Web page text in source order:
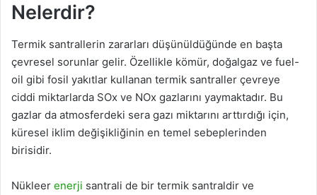
Nelerdir?
Termik santrallerin zararları düşünüldüğünde en başta
çevresel sorunlar gelir. Özellikle kömür, doğalgaz ve fuel-
oil gibi fosil yakıtlar kullanan termik santraller çevreye
ciddi miktarlarda SOx ve NOx gazlarını yaymaktadır. Bu
gazlar da atmosferdeki sera gazı miktarını arttırdığı için,
küresel iklim değişikliğinin en temel sebeplerinden
birisidir.
Nükleer enerji santrali de bir termik santraldir ve